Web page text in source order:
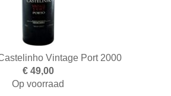
Vintage Port 2000
€ 49,00
Op voorraad